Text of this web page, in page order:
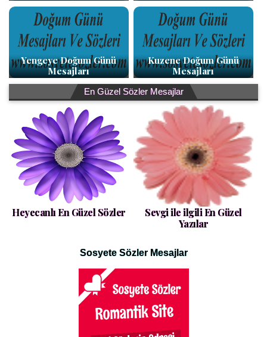
Yengeye Doğum Günü
Mesajları
Kuzene Doğum Günü
Mesajları
En Güzel Sözler Mesajlar
Heyecanlı En Güzel Sözler
Sevgi ile ilgili En Güzel
Yazılar
Sosyete Sözler Mesajlar